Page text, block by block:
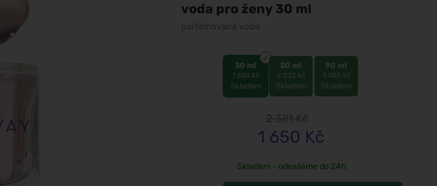
voda pro ženy 30 ml
parfémovaná voda
30 ml
1 650 Kč
Skladem
50 ml
2 232 Kč
Skladem
90 ml
3 055 Kč
Skladem
2 381Kč
1 650 Kč
Skladem - odesíláme do 24h